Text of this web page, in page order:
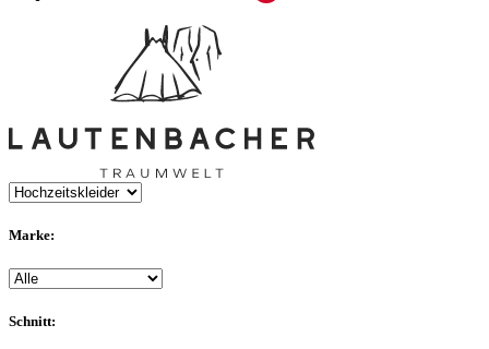
Marke:
Schnitt: